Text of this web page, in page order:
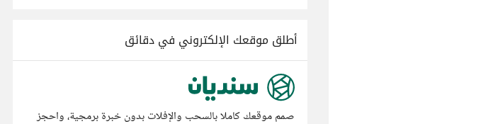
أطلق موقعك الإلكتروني في دقائق
صمم موقعك كاملا بالسحب والإفلات بدون خبرة برمجية، واحجز